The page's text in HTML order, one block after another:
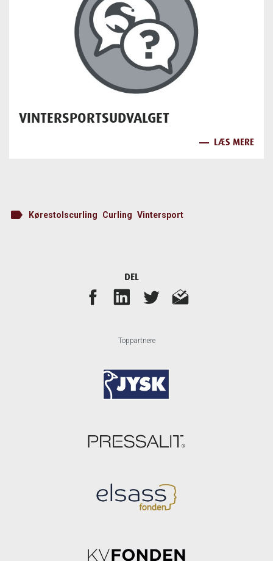
Toppartnere
VINTERSPORTSUDVALGET
LÆS MERE
label Kørestolscurling Curling Vintersport
DEL